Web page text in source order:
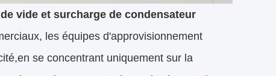
vide et surcharge de condensateur
les équipes d'approvisionnement
se concentrant uniquement sur la